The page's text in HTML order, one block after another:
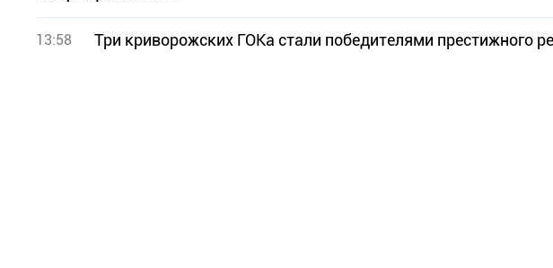
13:58 Три криворожских ГОКа стали победителями престижного